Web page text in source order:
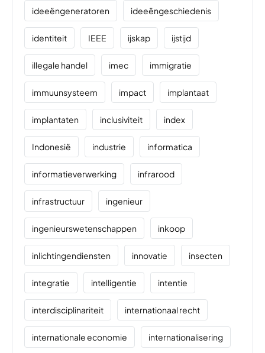
ideeëngeneratoren ideeëngeschiedenis
identiteit IEEE ijskap ijstijd
illegale handel imec immigratie
immuunsysteem impact implantaat
implantaten inclusiviteit index
Indonesië industrie informatica
informatieverwerking infrarood
infrastructuur ingenieur
ingenieurswetenschappen inkoop
inlichtingendiensten innovatie insecten
integratie intelligentie intentie
interdisciplinariteit internationaal recht
internationale economie internationalisering